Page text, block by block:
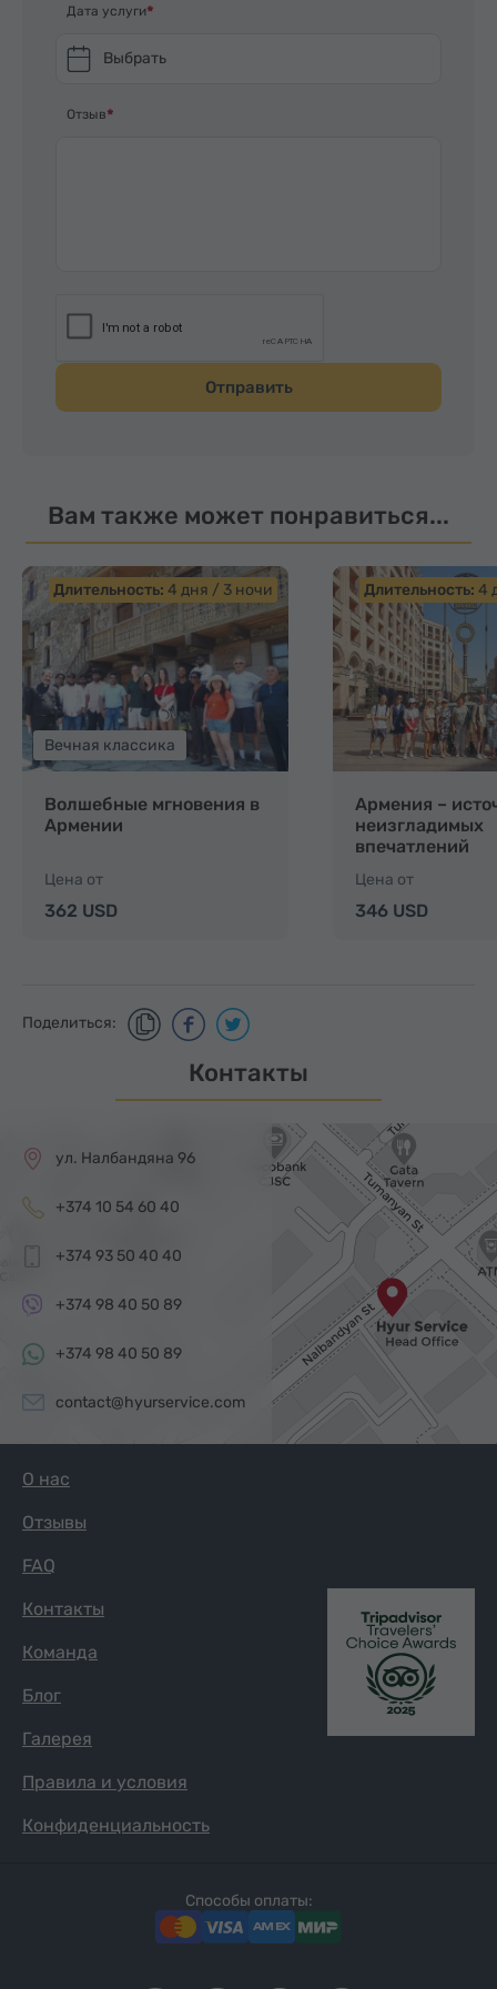
Дата услуги
Выбрать
Отзыв
Отправить
Вам также может понравиться...
Длительность: 4 дня / 3 ночи
Вечная классика
Волшебные мгновения в
Армении
Цена от
362 USD
Длительность: 4
Армения –
неизгладимых
впечатлений
Цена от
346 USD
Поделиться:
Контакты
ул. Налбандяна 96
+374 10 54 60 40
+374 93 50 40 40
+374 98 40 50 89
+374 98 40 50 89
contact@hyurservice.com
О нас
Отзывы
FAQ
Контакты
Команда
Блог
Галерея
Правила и условия
Конфиденциальность
Способы оплаты: